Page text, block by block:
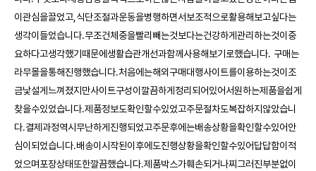
이관심을끌었고,식단조절과운동을병행하면서보조적으로활용해보고싶다는
생각이들었습니다.무조건체중을빨리빼는것보다는건강하게관리하는것이중
요하다고생각했기때문에생활습관개선과함께사용해보기로했습니다. 구매는
라무몰을통해진행했습니다.처음에는해외구매대행사이트를이용하는것이조
금낯설게느껴졌지만사이트구성이깔끔하게정리되어있어서원하는제품을쉽게
찾을수있었습니다.제품정보도확인할수있었고주문절차도복잡하지않았습니
다.결제과정역시무난하게진행되었고주문후에는배송상황을확인할수있어안
심이되었습니다.배송이시작된이후에도진행상황을확인할수있어답답함이적
었으며포장상태또한깔끔했습니다.제품박스가훼손되거나찌그러진부분없이